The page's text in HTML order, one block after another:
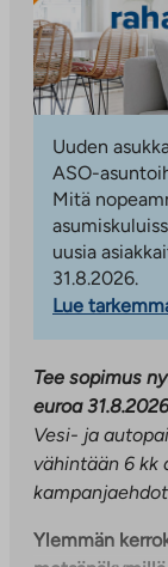
Uuden
ASO-
Mitä
uusia
31.8.2026.
Lue
Tee sopimus
euroa
Vesi- ja
vähintään 6 kk
Ylemmän